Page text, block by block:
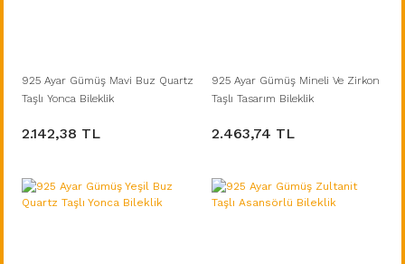
925 Ayar Gümüş Mavi Buz Quartz
Taşlı Yonca Bileklik
2.142,38 TL
925 Ayar Gümüş Mineli Ve Zirkon
Taşlı Tasarım Bileklik
2.463,74 TL